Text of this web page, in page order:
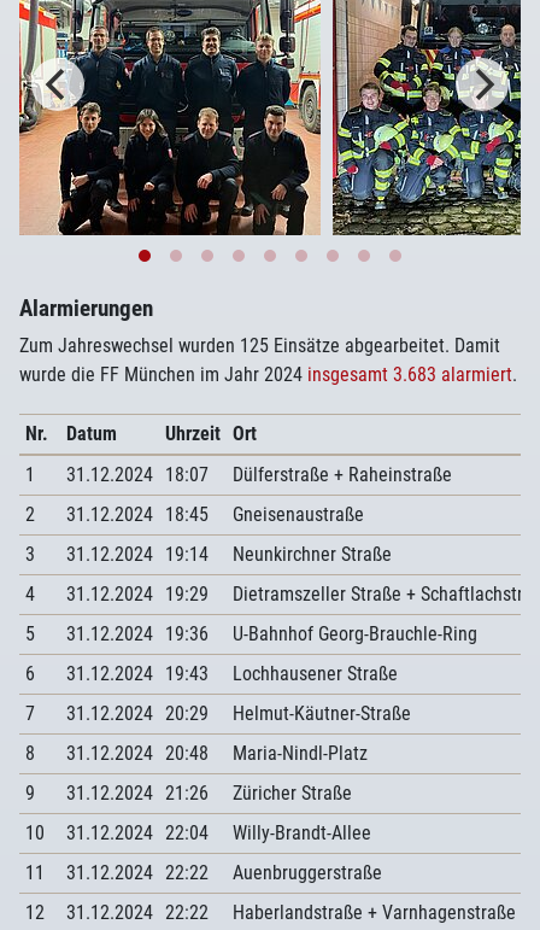
Alarmierungen
Zum Jahreswechsel wurden 125 Einsätze abgearbeitet. Damit
wurde die FF München im Jahr 2024 insgesamt 3.683 alarmiert.
Nr. Datum Uhrzeit Ort
1
31.12.2024 18:07
Dülferstraße + Raheinstraße
2
31.12.2024 18:45
Gneisenaustraße
3
31.12.2024 19:14
Neunkirchner Straße
4
31.12.2024 19:29
Dietramszeller Straße +
5
31.12.2024 19:36
U-Bahnhof Georg-Brauchle-Ring
6
31.12.2024 19:43
Lochhausener Straße
7
31.12.2024 20:29
Helmut-Käutner-Straße
8
31.12.2024 20:48
Maria-Nindl-Platz
9
31.12.2024 21:26
Züricher Straße
10
31.12.2024 22:04
Willy-Brandt-Allee
11
31.12.2024 22:22
Auenbruggerstraße
12
31.12.2024 22:22
Haberlandstraße + Varnhagenstraße